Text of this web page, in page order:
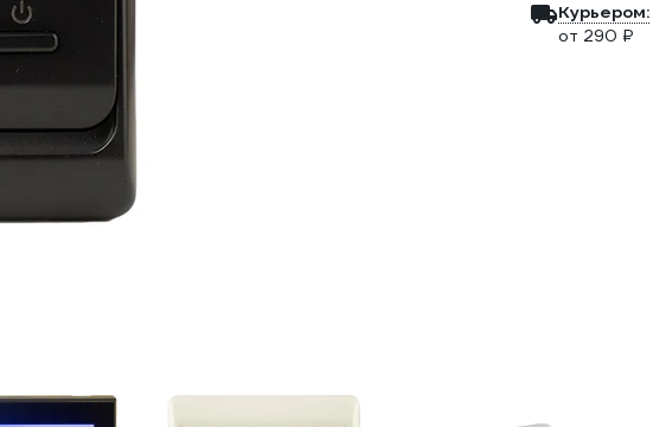
Курьером:
от 290 ₽